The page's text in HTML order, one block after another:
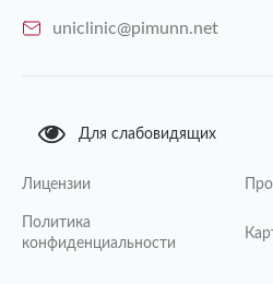
uniclinic@pimunn.net
Для слабовидящих
Лицензии
Политика
конфиденциальности